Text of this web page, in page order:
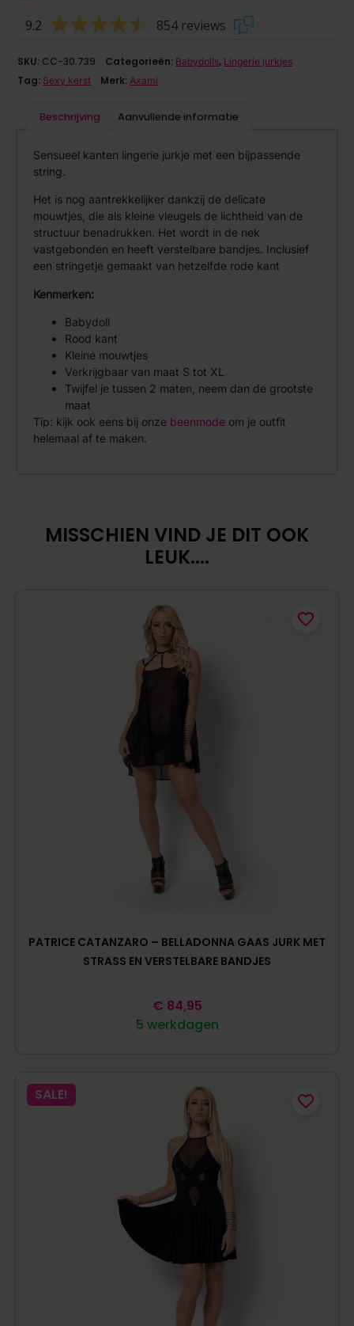
9.2 854 reviews
SKU: CC-30.739 Categorieën: Babydolls, Lingerie jurkjes
Tag: Sexy kerst Merk:Axami
Beschrijving Aanvullende informatie
Sensueel kanten lingerie jurkje met een bijpassende
string.
Het is nog aantrekkelijker dankzij de delicate
mouwtjes, die als kleine vleugels de lichtheid van de
structuur benadrukken. Het wordt in de nek
vastgebonden en heeft verstelbare bandjes. Inclusief
een stringetje gemaakt van hetzelfde rode kant
Kenmerken:
Babydoll
Rood kant
Kleine mouwtjes
Verkrijgbaar van maat S tot XL
Twijfel je tussen 2 maten, neem dan de grootste
maat
Tip: kijk ook eens bij onze beenmode om je outfit
helemaal af te maken.
MISSCHIEN VIND JE DIT OOK
LEUK....
PATRICE CATANZARO – BELLADONNA GAAS JURK MET
STRASS EN VERSTELBARE BANDJES
5 werkdagen
€ 84,95
SALE!